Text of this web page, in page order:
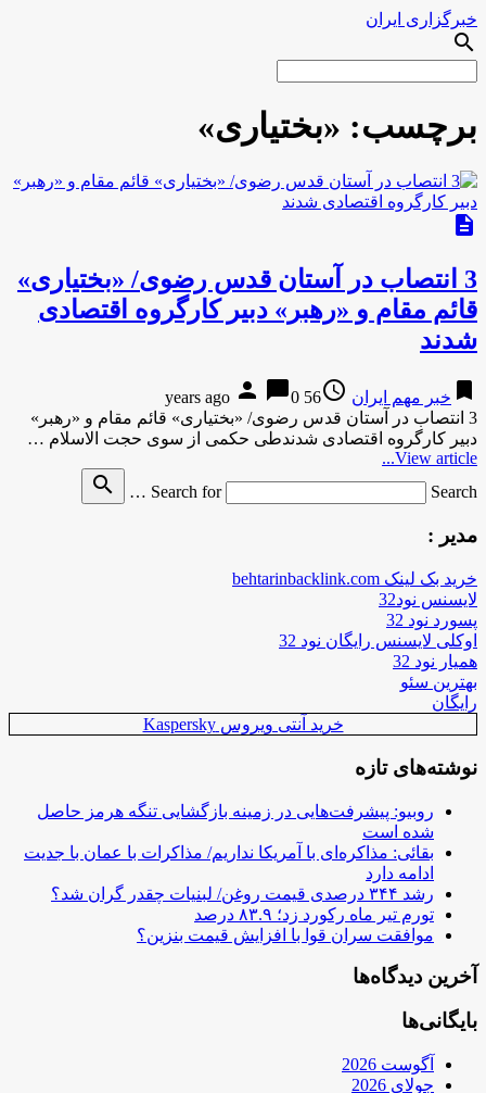
خبرگزاری ایران
search
برچسب: «بختیاری»
description
3 انتصاب در آستان قدس رضوی/ «بختیاری»
قائم مقام و «رهبر» دبیر کارگروه اقتصادی
شدند
bookmark خبر مهم ایران access_time
56 years ago
person chat_bubble0
3 انتصاب در آستان قدس رضوی/ «بختیاری» قائم مقام و «رهبر»
دبیر کارگروه اقتصادی شدندطی حکمی از سوی حجت الاسلام …
View article...
Search for
Search …
search
مدیر :
خرید بک لینک behtarinbacklink.com
لایسنس نود32
پسورد نود 32
اوکلی لایسنس رایگان نود 32
همیار نود 32
بهترین سئو
رایگان
خرید آنتی ویروس Kaspersky
نوشته‌های تازه
روبیو: پیشرفت‌هایی در زمینه بازگشایی تنگه هرمز حاصل
شده است
بقائی: مذاکره‌ای با آمریکا نداریم/ مذاکرات با عمان با جدیت
ادامه دارد
رشد ۳۴۴ درصدی قیمت روغن/ لبنیات چقدر گران شد؟
تورم تیر ماه رکورد زد؛ ۸۳.۹ درصد
موافقت سران قوا با افزایش قیمت بنزین؟
آخرین دیدگاه‌ها
بایگانی‌ها
آگوست 2026
جولای 2026